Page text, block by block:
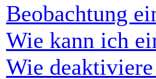
Beobachtung
Wie kann ich
Wie